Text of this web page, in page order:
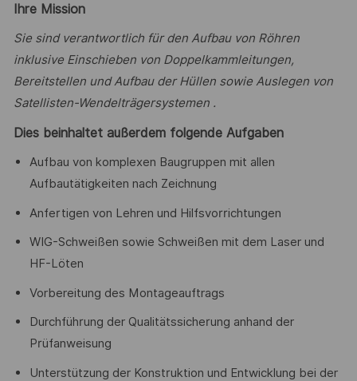
Ihre Mission
Sie sind verantwortlich für den Aufbau von Röhren
inklusive Einschieben von Doppelkammleitungen,
Bereitstellen und Aufbau der Hüllen sowie Auslegen von
Satellisten-Wendelträgersystemen .
Dies beinhaltet außerdem folgende Aufgaben
Aufbau von komplexen Baugruppen mit allen
Aufbautätigkeiten nach Zeichnung
Anfertigen von Lehren und Hilfsvorrichtungen
WIG-Schweißen sowie Schweißen mit dem Laser und
HF-Löten
Vorbereitung des Montageauftrags
Durchführung der Qualitätssicherung anhand der
Prüfanweisung
Unterstützung der Konstruktion und Entwicklung bei der